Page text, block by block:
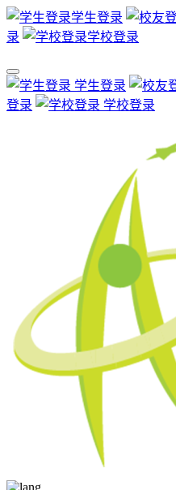
学生登录
录
学校登录
学生登录
登录
学校登录